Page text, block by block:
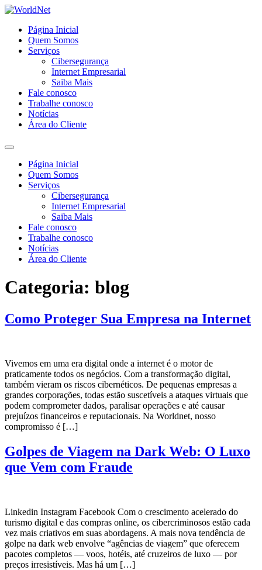
Página Inicial
Quem Somos
Serviços
Cibersegurança
Internet Empresarial
Saiba Mais
Fale conosco
Trabalhe conosco
Notícias
Área do Cliente
Página Inicial
Quem Somos
Serviços
Cibersegurança
Internet Empresarial
Saiba Mais
Fale conosco
Trabalhe conosco
Notícias
Área do Cliente
Categoria: blog
Como Proteger Sua Empresa na Internet
Vivemos em uma era digital onde a internet é o motor de
praticamente todos os negócios. Com a transformação digital,
também vieram os riscos cibernéticos. De pequenas empresas a
grandes corporações, todas estão suscetíveis a ataques virtuais que
podem comprometer dados, paralisar operações e até causar
prejuízos financeiros e reputacionais. Na Worldnet, nosso
compromisso é […]
Golpes de Viagem na Dark Web: O Luxo
que Vem com Fraude
Linkedin Instagram Facebook Com o crescimento acelerado do
turismo digital e das compras online, os cibercriminosos estão cada
vez mais criativos em suas abordagens. A mais nova tendência de
golpe na dark web envolve “agências de viagem” que oferecem
pacotes completos — voos, hotéis, até cruzeiros de luxo — por
preços irresistíveis. Mas há um […]